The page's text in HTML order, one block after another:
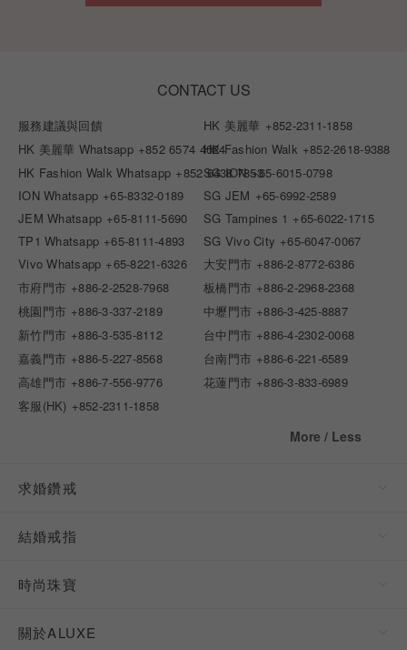
CONTACT US
服務建議與回饋 HK 美麗華 +852-2311-1858
HK 美麗華 Whatsapp +852 6574 4024HK Fashion Walk +852-2618-9388
HK Fashion Walk Whatsapp +852 6438 7853
SG ION +65-6015-0798
ION Whatsapp +65-8332-0189 SG JEM +65-6992-2589
JEM Whatsapp +65-8111-5690 SG Tampines 1 +65-6022-1715
TP1 Whatsapp +65-8111-4893 SG Vivo City +65-6047-0067
Vivo Whatsapp +65-8221-6326 大安門市 +886-2-8772-6386
市府門市 +886-2-2528-7968 板橋門市 +886-2-2968-2368
桃園門市 +886-3-337-2189 中壢門市 +886-3-425-8887
新竹門市 +886-3-535-8112 台中門市 +886-4-2302-0068
嘉義門市 +886-5-227-8568 台南門市 +886-6-221-6589
高雄門市 +886-7-556-9776 花蓮門市 +886-3-833-6989
客服(HK) +852-2311-1858
More / Less
求婚鑽戒
結婚戒指
時尚珠寶
關於ALUXE